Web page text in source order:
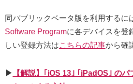
同パブリックベータ版を利用するに
Software Programに各デバイスを登
しい登録方法はこちらの記事から確
▶︎
【解説】｢iOS 13｣ ｢iPadOS｣ の